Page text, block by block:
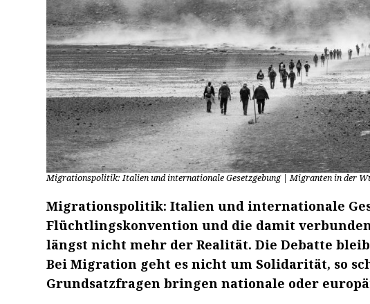
Migrationspolitik: Italien und internationale Gesetzgebung | Migranten in der
Migrationspolitik: Italien und internationale
Flüchtlingskonvention und die damit
längst nicht mehr der Realität. Die Debatte
Bei Migration geht es nicht um Solidarität, so
Grundsatzfragen bringen nationale oder